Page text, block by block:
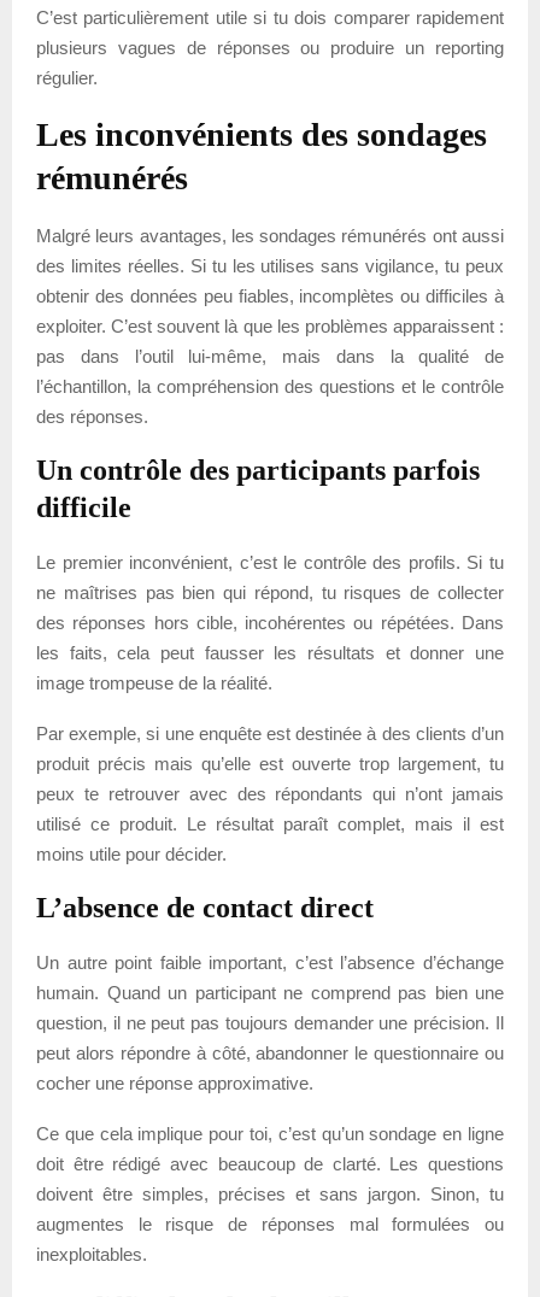
C’est particulièrement utile si tu dois comparer rapidement
plusieurs vagues de réponses ou produire un reporting
régulier.
Les inconvénients des sondages
rémunérés
Malgré leurs avantages, les sondages rémunérés ont aussi
des limites réelles. Si tu les utilises sans vigilance, tu peux
obtenir des données peu fiables, incomplètes ou difficiles à
exploiter. C’est souvent là que les problèmes apparaissent :
pas dans l’outil lui-même, mais dans la qualité de
l’échantillon, la compréhension des questions et le contrôle
des réponses.
Un contrôle des participants parfois
difficile
Le premier inconvénient, c’est le contrôle des profils. Si tu
ne maîtrises pas bien qui répond, tu risques de collecter
des réponses hors cible, incohérentes ou répétées. Dans
les faits, cela peut fausser les résultats et donner une
image trompeuse de la réalité.
Par exemple, si une enquête est destinée à des clients d’un
produit précis mais qu’elle est ouverte trop largement, tu
peux te retrouver avec des répondants qui n’ont jamais
utilisé ce produit. Le résultat paraît complet, mais il est
moins utile pour décider.
L’absence de contact direct
Un autre point faible important, c’est l’absence d’échange
humain. Quand un participant ne comprend pas bien une
question, il ne peut pas toujours demander une précision. Il
peut alors répondre à côté, abandonner le questionnaire ou
cocher une réponse approximative.
Ce que cela implique pour toi, c’est qu’un sondage en ligne
doit être rédigé avec beaucoup de clarté. Les questions
doivent être simples, précises et sans jargon. Sinon, tu
augmentes le risque de réponses mal formulées ou
inexploitables.